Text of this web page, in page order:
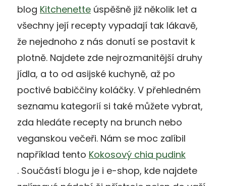
blog Kitchenette úspěšně již několik let a
všechny její recepty vypadají tak lákavě,
že nejednoho z nás donutí se postavit k
plotně. Najdete zde nejrozmanitější druhy
jídla, a to od asijské kuchyně, až po
poctivé babiččiny koláčky. V přehledném
seznamu kategorií si také můžete vybrat,
zda hledáte recepty na brunch nebo
veganskou večeři. Nám se moc zalíbil
například tento Kokosový chia pudink
. Součástí blogu je i e-shop, kde najdete